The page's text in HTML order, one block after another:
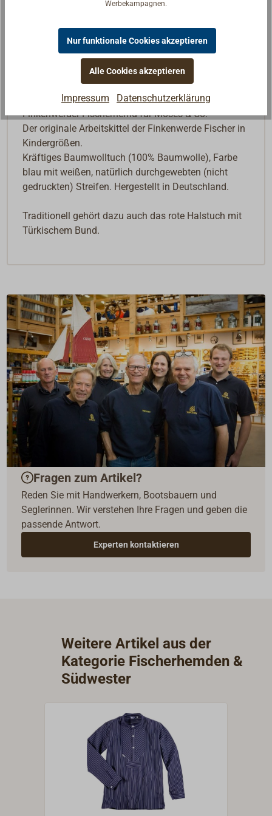
Beschreibung
Finkenwerder Fischerhemd für Moses & Co.
Der originale Arbeitskittel der Finkenwerde Fischer in
Kindergrößen.
Kräftiges Baumwolltuch (100% Baumwolle), Farbe
blau mit weißen, natürlich durchgewebten (nicht
gedruckten) Streifen. Hergestellt in Deutschland.
Traditionell gehört dazu auch das rote Halstuch mit
Türkischem Bund.
Fragen zum Artikel?
Reden Sie mit Handwerkern, Bootsbauern und
Seglerinnen. Wir verstehen Ihre Fragen und geben die
passende Antwort.
Experten kontaktieren
Weitere Artikel aus der
Kategorie Fischerhemden &
Südwester
Werbekampagnen.
Nur funktionale Cookies akzeptieren
Alle Cookies akzeptieren
Impressum Datenschutzerklärung